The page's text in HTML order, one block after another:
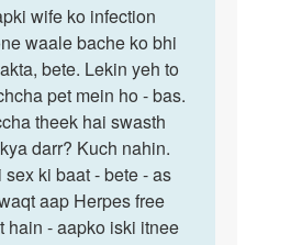
wife ko infection
waale bache ko bhi
bete. Lekin yeh to
pet mein ho - bas.
theek hai swasth
darr? Kuch nahin.
ki baat - bete - as
aap Herpes free
hain - aapko iski itnee